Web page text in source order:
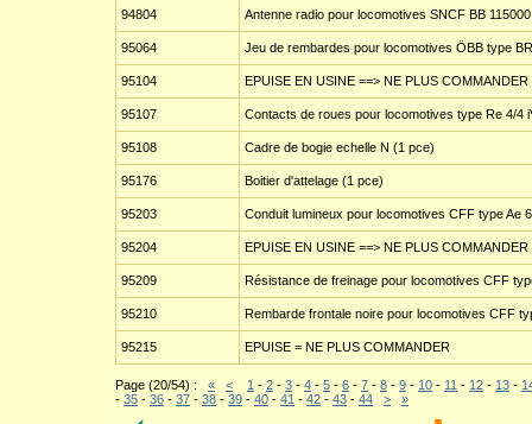
94804 Antenne radio pour locomotives SNCF BB
95064 Jeu de rembardes pour locomotives ÖBB type
95104 EPUISE EN USINE ==> NE PLUS COMMANDER
95107 Contacts de roues pour locomotives type Re 4/4
95108 Cadre de bogie echelle N (1 pce)
95176 Boitier d'attelage (1 pce)
95203 Conduit lumineux pour locomotives CFF type Ae
95204 EPUISE EN USINE ==> NE PLUS COMMANDER
95209 Résistance de freinage pour locomotives CFF
95210 Rembarde frontale noire pour locomotives CFF
95215 EPUISE = NE PLUS COMMANDER
Page (20/54) : « < 1 - 2 - 3 - 4 - 5 - 6 - 7 - 8 - 9 - 10 - 11 - 12 - 13 -
- 35 - 36 - 37 - 38 - 39 - 40 - 41 - 42 - 43 - 44 > »